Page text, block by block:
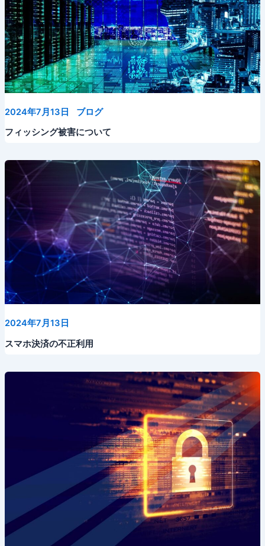
2024年7月13日
ブログ
フィッシング被害について
2024年7月13日
スマホ決済の不正利用